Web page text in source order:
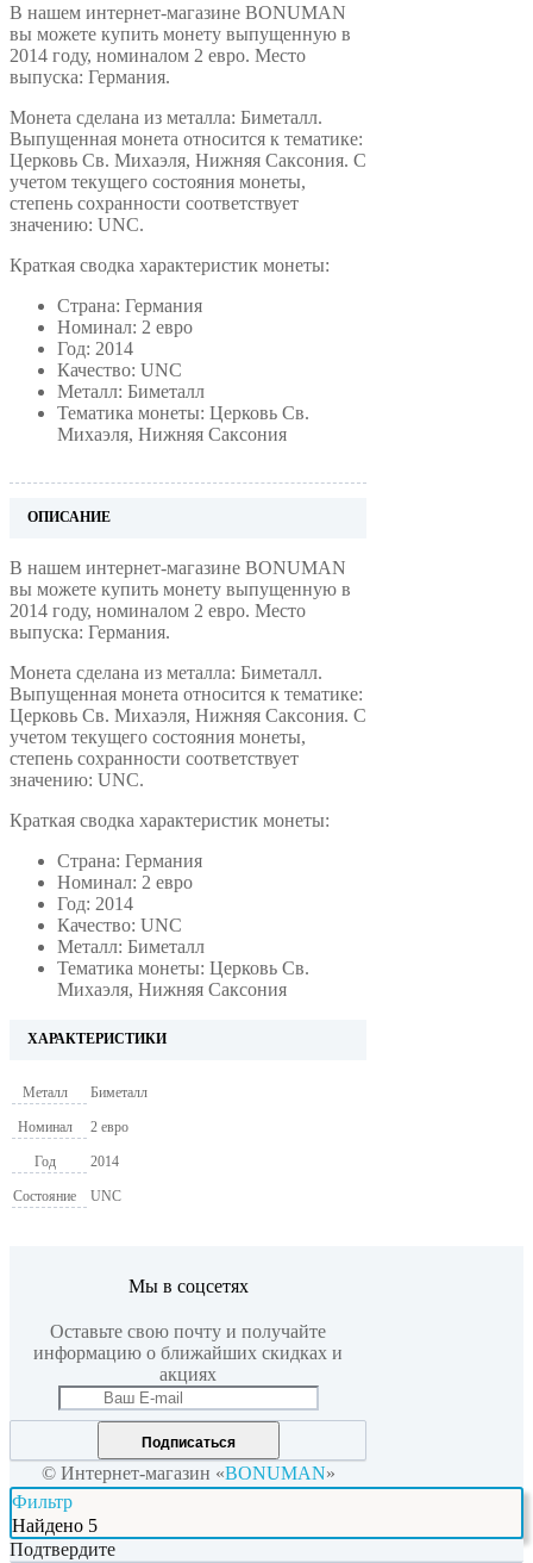
В нашем интернет-магазине BONUMAN
вы можете купить монету выпущенную в
2014 году, номиналом 2 евро. Место
выпуска: Германия.
Монета сделана из металла: Биметалл.
Выпущенная монета относится к тематике:
Церковь Св. Михаэля, Нижняя Саксония. С
учетом текущего состояния монеты,
степень сохранности соответствует
значению: UNC.
Краткая сводка характеристик монеты:
Страна: Германия
Номинал: 2 евро
Год: 2014
Качество: UNC
Металл: Биметалл
Тематика монеты: Церковь Св.
Михаэля, Нижняя Саксония
ОПИСАНИЕ
В нашем интернет-магазине BONUMAN
вы можете купить монету выпущенную в
2014 году, номиналом 2 евро. Место
выпуска: Германия.
Монета сделана из металла: Биметалл.
Выпущенная монета относится к тематике:
Церковь Св. Михаэля, Нижняя Саксония. С
учетом текущего состояния монеты,
степень сохранности соответствует
значению: UNC.
Краткая сводка характеристик монеты:
Страна: Германия
Номинал: 2 евро
Год: 2014
Качество: UNC
Металл: Биметалл
Тематика монеты: Церковь Св.
Михаэля, Нижняя Саксония
ХАРАКТЕРИСТИКИ
Металл Биметалл
Номинал 2 евро
Год 2014
Состояние UNC
Мы в соцсетях
Оставьте свою почту и получайте
информацию о ближайших скидках и
акциях
Подписаться
© Интернет-магазин «BONUMAN»
Фильтр
Найдено 5
Подтвердите